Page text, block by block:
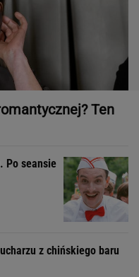
Ten
Po seansie
z chińskiego baru